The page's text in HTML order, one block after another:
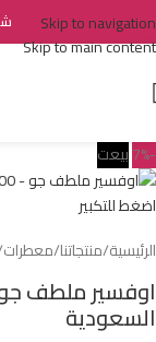
Skip to navigation
Skip to main content
-7%
بيعت
اضغط للتكبير
الرئيسية منتجاتنا معطرات
السعودية